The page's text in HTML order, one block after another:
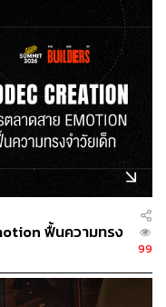
วามเครียดจากสิ่ง
การที่ซ่อนอยู่ เช่น หาก
“เราไม่ดีพอ” การ
บเทียบก็อาจช่วยได้
ต้องการความช่วย
ไม่ดีมักทำให้เราติด
รามักเลือกสิ่งที่ให้
แทนอาหารที่มี
ยด ซึ่งส่งผลให้เรารู้สึก
ฟื้นความทรง
99